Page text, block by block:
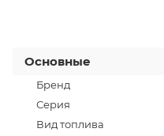
Основные
Бренд
Серия
Вид топлива